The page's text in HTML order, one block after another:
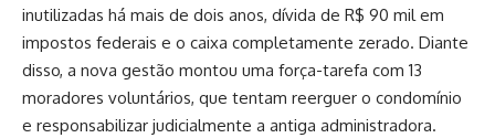
inutilizadas há mais de dois anos, dívida de R$ 90 mil em
impostos federais e o caixa completamente zerado. Diante
disso, a nova gestão montou uma força-tarefa com 13
moradores voluntários, que tentam reerguer o condomínio
e responsabilizar judicialmente a antiga administradora.